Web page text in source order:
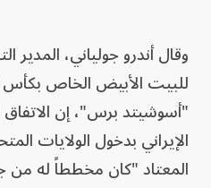
وقال أندرو جولياني، المدير
"أسوشيتد برس"، إن
الإيراني بدخول الولايات
المعتاد "كان مخططاً له من